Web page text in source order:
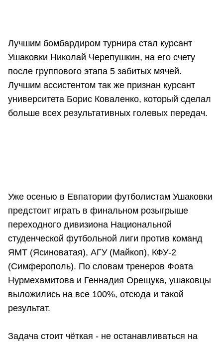
Лучшим бомбардиром турнира стал курсант
Ушаковки Николай Черепушкин, на его счету
после группового этапа 5 забитых мячей.
Лучшим ассистентом так же признан курсант
университета Борис Коваленко, который сделал
больше всех результативных голевых передач.
Уже осенью в Евпатории футболистам Ушаковки
предстоит играть в финальном розыгрыше
переходного дивизиона Национальной
студенческой футбольной лиги против команд
ЯМТ (Ясиноватая), АГУ (Майкоп), КФУ-2
(Симферополь). По словам тренеров Фоата
Нурмехамитова и Геннадия Орещука, ушаковцы
выложились на все 100%, отсюда и такой
результат.
Задача стоит чёткая - не останавливаться на